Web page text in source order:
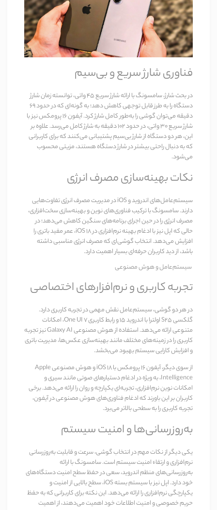
فناوری شارژ سریع و بی‌سیم
در بحث شارژ، سامسونگ با ارائه شارژ سریع ۴۵ واتی، توانسته زمان شارژ
دستگاه را به طرز قابل توجهی کاهش دهد؛ به گونه‌ای که در حدود ۶۹
دقیقه می‌توان گوشی را به‌طور کامل شارژ کرد. آیفون 16 پرومکس نیز با
شارژ سریع ۳۰ واتی، در حدود ۱۰۲ دقیقه به شارژ کامل می‌رسد. علاوه بر
این، هر دو دستگاه از شارژ بی‌سیم پشتیبانی می‌کنند که برای کاربرانی
که به دنبال راحتی بیشتر در شارژ دستگاه هستند، مزیتی محسوب
می‌شود.
نکات بهینه‌سازی مصرف انرژی
سیستم‌عامل‌های اندروید و iOS در مدیریت مصرف انرژی تفاوت‌هایی
دارند. سامسونگ با ترکیب فناوری‌های نوین و بهینه‌سازی سخت‌افزاری،
مصرف انرژی را در حین اجرای برنامه‌های سنگین کاهش می‌دهد؛ در
حالی که اپل نیز با ادغام بهینه نرم‌افزاری در iOS 18، عمر مفید باتری را
افزایش می‌دهد. انتخاب گوشی‌ای که مصرف انرژی مناسبی داشته
باشد، از دید کاربران حرفه‌ای بسیار اهمیت دارد.
سیستم‌عامل و هوش مصنوعی
تجربه کاربری و نرم‌افزارهای اختصاصی
در هر دو گوشی، سیستم‌عامل نقش مهمی در تجربه کاربری دارد.
گلکسی S25 اولترا
بااندروید ۱۵ و رابط کاربریOne UI 7، امکانات
متنوعی ارائه می‌دهد. استفاده از هوش مصنوعیGalaxy AIنیز تجربه
کاربری را در زمینه‌های مختلف مانند بهینه‌سازی عکس‌ها، مدیریت باتری
و افزایش کارایی سیستم بهبود می‌بخشد.
از سوی دیگر،آیفون 16 پرومکس باiOS 18و هوش مصنوعیApple
Intelligence، به ویژه در ادغام دستیارهای صوتی مانند سیری و
امکانات نوین نرم‌افزاری، تجربه‌ای یکپارچه و روان را ارائه می‌دهد. برخی
کاربران بر این باورند که ادغام فناوری‌های هوش مصنوعی در آیفون،
تجربه کاربری را به سطحی بالاتر می‌برد.
به‌روزرسانی‌ها و امنیت سیستم
یکی دیگر از نکات مهم در انتخاب گوشی، سرعت و قابلیت به‌روزرسانی
نرم‌افزاری و ارتقاء امنیت سیستم است. سامسونگ با ارائه
به‌روزرسانی‌های منظم اندروید، سعی در حفظ سطح امنیت دستگاه‌های
خود دارد. اپل نیز با سیستم بسته iOS، سطح بالایی از امنیت و
یکپارچگی نرم‌افزاری را ارائه می‌دهد. این نکته برای کاربرانی که به حفظ
حریم خصوصی و امنیت اطلاعات خود اهمیت می‌دهند، از اهمیت